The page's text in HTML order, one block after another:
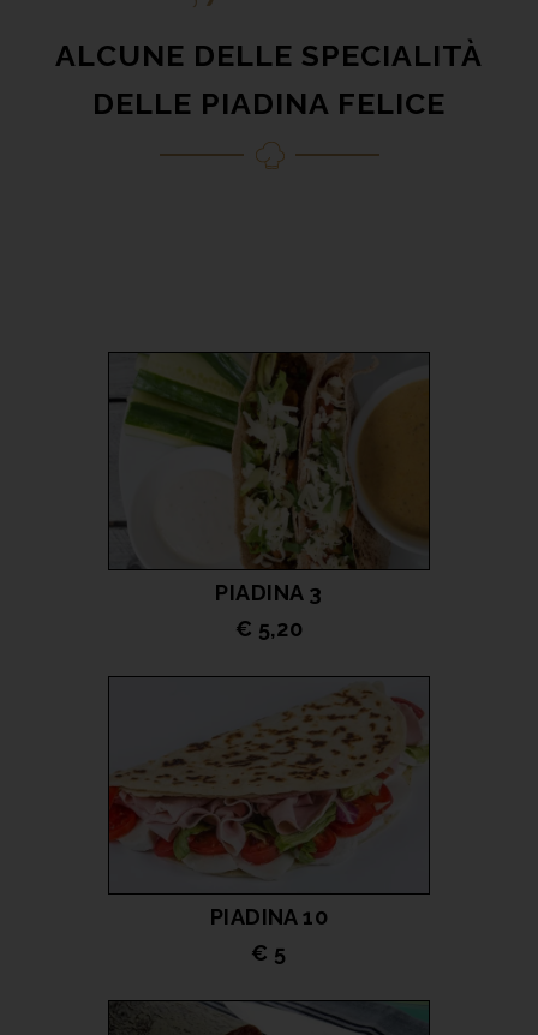
ALCUNE DELLE SPECIALITÀ
DELLE PIADINA FELICE
LEGGI TUTTO
PIADINA 3
€ 5,20
PIADINA 10
€ 5